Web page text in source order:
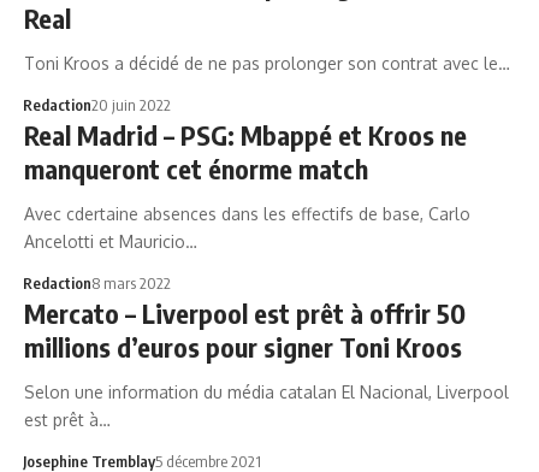
Real
Toni Kroos a décidé de ne pas prolonger son contrat avec le…
Redaction20 juin 2022
Real Madrid – PSG: Mbappé et Kroos ne
manqueront cet énorme match
Avec cdertaine absences dans les effectifs de base, Carlo
Ancelotti et Mauricio…
Redaction8 mars 2022
Mercato – Liverpool est prêt à offrir 50
millions d’euros pour signer Toni Kroos
Selon une information du média catalan El Nacional, Liverpool
est prêt à…
Josephine Tremblay5 décembre 2021